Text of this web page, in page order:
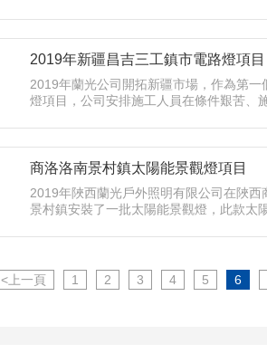
工，達到了預期的效果，燈光細致地勾勒
的肌理，人文特色……
2019年新疆昌吉三工鎮市電路燈項目
2019年蘭光公司開拓新疆市場，作為第一
燈項目，公司安排施工人員在條件艱苦、
成施工，在新疆市場打響了第一槍，……
商洛洛南景村鎮太陽能景觀燈項目
2019年陜西蘭光戶外照明有限公司在陜西
景村鎮安裝了一批太陽能景觀燈，此款太
南縣景村鎮的村民生活環境因為此批太陽
<上一頁 1 2 3 4 5 6